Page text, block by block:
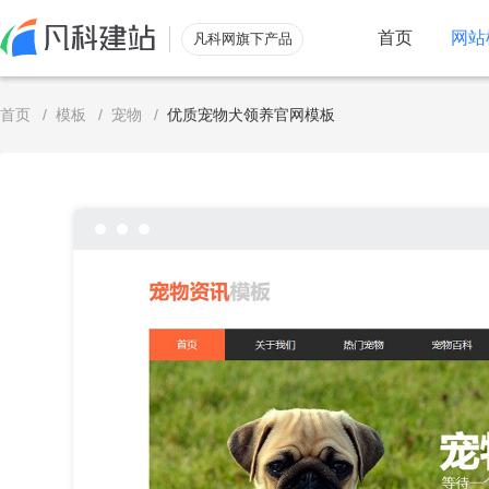
凡科网旗下产品 首页 网
首页 / 模板 / 宠物 / 优质宠物犬领养官网模板
服